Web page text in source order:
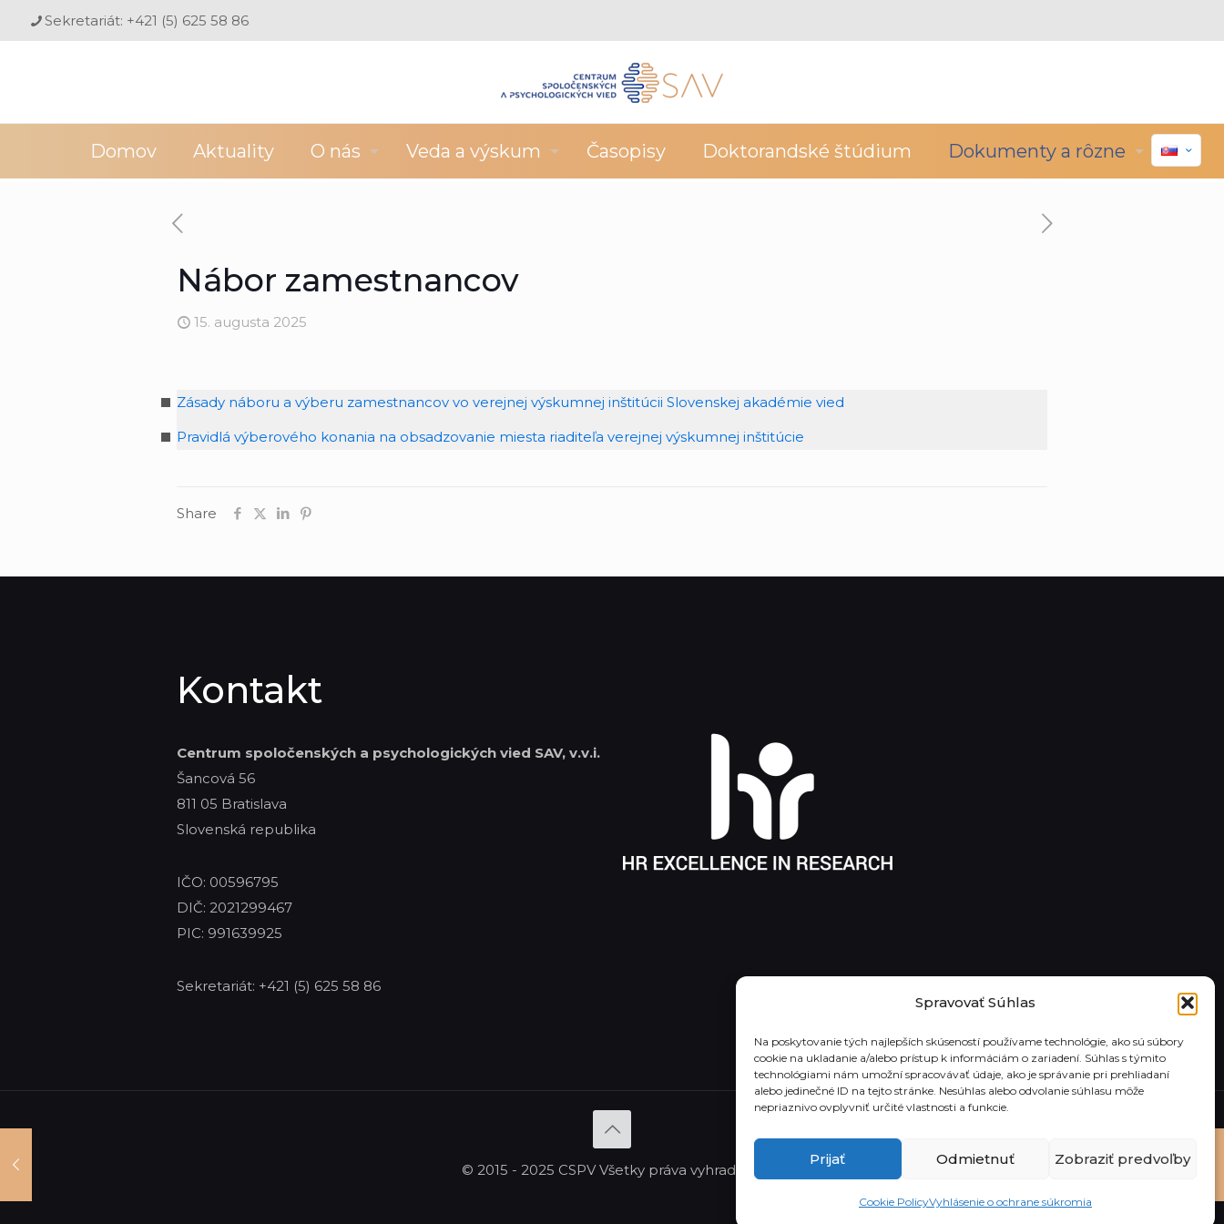
Spravovať Súhlas
Na poskytovanie tých najlepších skúseností používame technológie, ako sú súbory
cookie na ukladanie a/alebo prístup k informáciám o zariadení. Súhlas s týmito
technológiami nám umožní spracovávať údaje, ako je správanie pri prehliadaní
alebo jedinečné ID na tejto stránke. Nesúhlas alebo odvolanie súhlasu môže
nepriaznivo ovplyvniť určité vlastnosti a funkcie.
Prijať Odmietnuť Zobraziť predvoľby
Cookie PolicyVyhlásenie o ochrane súkromia
Sekretariát: +421 (5) 625 58 86
Domov Aktuality O nás Veda a výskum Časopisy Doktorandské štúdium Dokumenty a rôzne
Nábor zamestnancov
15. augusta 2025
Zásady náboru a výberu zamestnancov vo verejnej výskumnej inštitúcii Slovenskej akadémie vied
Pravidlá výberového konania na obsadzovanie miesta riaditeľa verejnej výskumnej inštitúcie
Share
Kontakt
Centrum spoločenských a psychologických vied SAV, v.v.i.
Šancová 56
811 05 Bratislava
Slovenská republika
IČO: 00596795
DIČ: 2021299467
PIC: 991639925
Sekretariát: +421 (5) 625 58 86
© 2015 - 2025 CSPV Všetky práva vyhradené